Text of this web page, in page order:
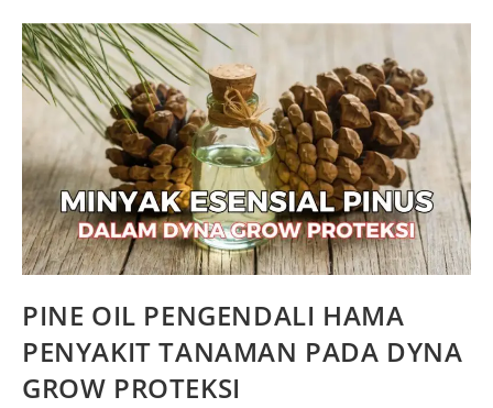
PINE OIL PENGENDALI HAMA
PENYAKIT TANAMAN PADA DYNA
GROW PROTEKSI